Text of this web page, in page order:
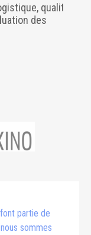
qualité
des
partie de
sommes